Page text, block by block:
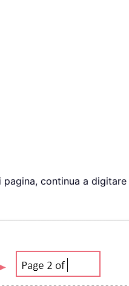
continua a digitare